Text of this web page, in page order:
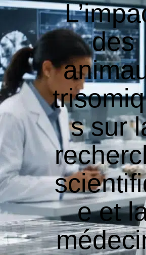
des
s sur
e et